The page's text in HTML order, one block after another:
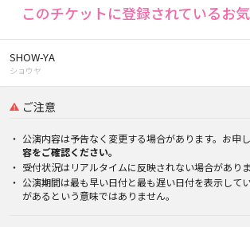
このチケットに登録されているお
SHOW-YA
ショウヤ
ご注意
公演内容は予告なく変更する場合があります。お申
容をご確認ください。
受付状況はリアルタイムに反映されない場合がありま
公演期間は最も早い日付と最も遅い日付を表示して
があるという意味ではありません。